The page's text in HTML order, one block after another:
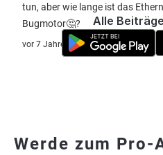
tun, aber wie lange ist das
Bugmotor🤔?
vor 7 Jahre
Alle
Werde zum Pro-